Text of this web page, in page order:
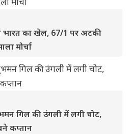
भारत का खेल, 67/1 पर अटकी
मोर्चा
गिल की उंगली में लगी चोट,
कप्तान